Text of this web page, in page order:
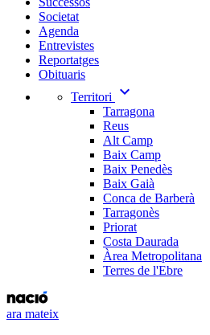
Societat
Agenda
Entrevistes
Reportatges
Obituaris
Territori
expand_more
Tarragona
Reus
Alt Camp
Baix Camp
Baix Penedès
Baix Gaià
Conca de Barberà
Tarragonès
Priorat
Costa Daurada
Àrea Metropolitana
Terres de l'Ebre
ara mateix